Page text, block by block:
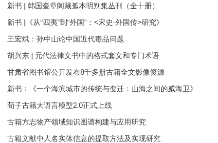
新书 | 韩国奎章阁藏孤本明别集丛刊（全十册）
新书 |《从“四夷”到“外国”：<宋史·外国传>研究》
王宏斌：孙中山论中国近代毒品问题
胡兴东 | 元代法律文书中的格式套文和专门术语
甘肃省图书馆公开发布8千多册古籍全文影像资源
新书：《一个海滨城市的传统与变迁：山海之间的威海卫》
荀子古籍大语言模型2.0正式上线
古籍方志物产领域知识图谱构建与应用研究
古籍文献中人名实体信息的提取方法及实现研究